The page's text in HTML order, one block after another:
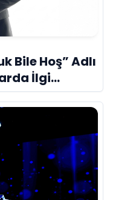
Bile Hoş” Adlı
İlgi